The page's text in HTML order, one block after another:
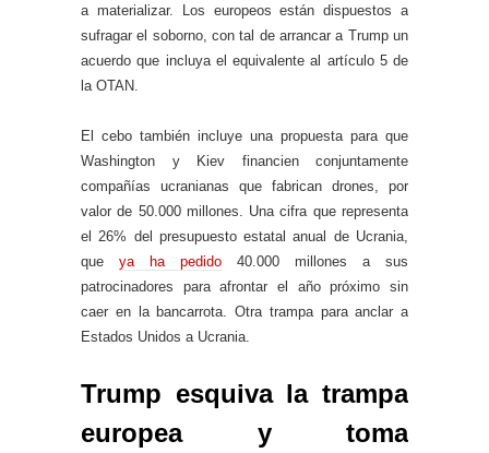
a materializar. Los europeos están dispuestos a
sufragar el soborno, con tal de arrancar a Trump un
acuerdo que incluya el equivalente al artículo 5 de
la OTAN.
El cebo también incluye una propuesta para que
Washington y Kiev financien conjuntamente
compañías ucranianas que fabrican drones, por
valor de 50.000 millones. Una cifra que representa
el 26% del presupuesto estatal anual de Ucrania,
que ya ha pedido 40.000 millones a sus
patrocinadores para afrontar el año próximo sin
caer en la bancarrota. Otra trampa para anclar a
Estados Unidos a Ucrania.
Trump esquiva la trampa
europea y toma